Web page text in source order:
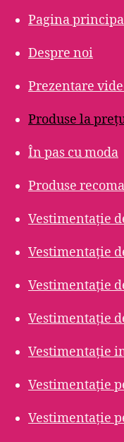
Pagina
Despre noi
Prezentare
Produse la
În pas cu moda
Produse
Vestimentație
Vestimentație
Vestimentație
Vestimentație
Vestimentație
Vestimentație
Vestimentație